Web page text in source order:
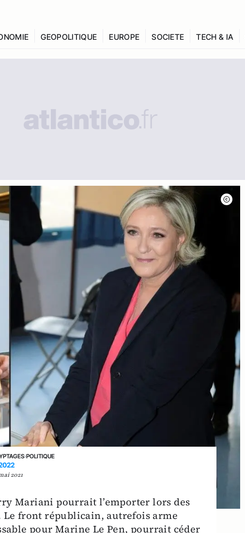
GEOPOLITIQUE EUROPE SOCIETE TECH & IA
›POLITIQUE
2021
Mariani pourrait l’emporter lors des
Le front républicain, autrefois arme
pour Marine Le Pen, pourrait céder